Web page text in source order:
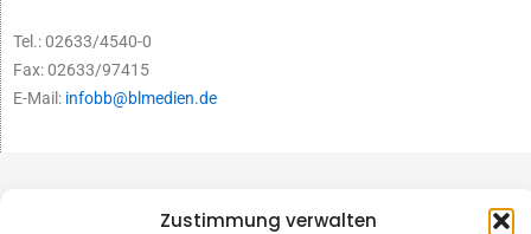
Zustimmung verwalten
Tel.: 02633/4540-0
Fax: 02633/97415
E-Mail: infobb@blmedien.de